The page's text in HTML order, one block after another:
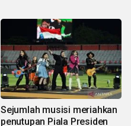
Sejumlah musisi meriahkan
penutupan Piala Presiden